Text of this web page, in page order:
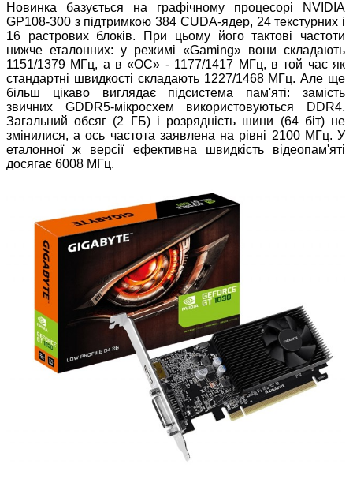
Новинка базується на графічному процесорі NVIDIA
GP108-300 з підтримкою 384 CUDA-ядер, 24 текстурних і
16 растрових блоків. При цьому його тактові частоти
нижче еталонних: у режимі «Gaming» вони складають
1151/1379 МГц, а в «OC» - 1177/1417 МГц, в той час як
стандартні швидкості складають 1227/1468 МГц. Але ще
більш цікаво виглядає підсистема пам'яті: замість
звичних GDDR5-мікросхем використовуються DDR4.
Загальний обсяг (2 ГБ) і розрядність шини (64 біт) не
змінилися, а ось частота заявлена ​​на рівні 2100 МГц. У
еталонної ж версії ефективна швидкість відеопам'яті
досягає 6008 МГц.